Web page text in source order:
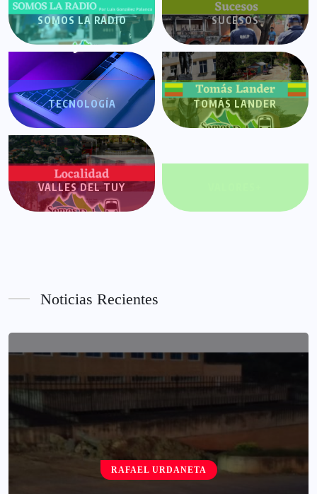
SOMOS LA RADIO SUCESOS
TECNOLOGÍA TOMÁS LANDER
VALLES DEL TUY
Noticias Recientes
RAFAEL URDANETA